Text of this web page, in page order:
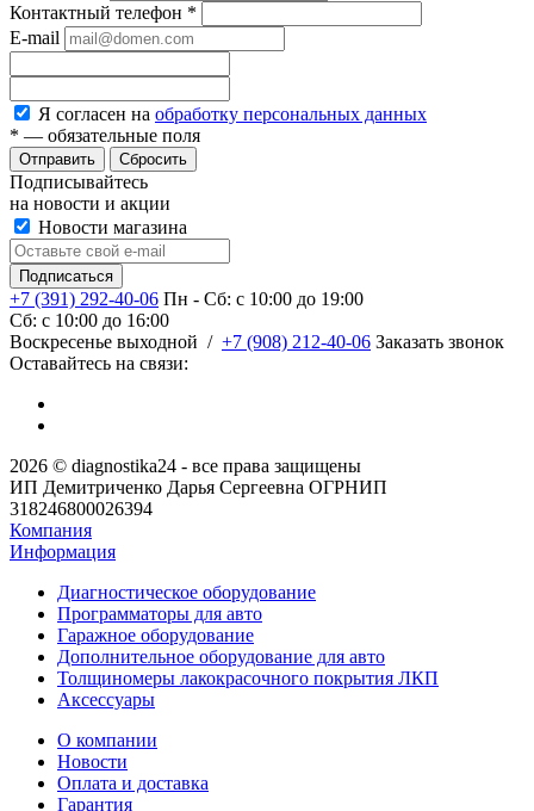
Контактный телефон *
E-mail
Я согласен на обработку персональных данных
* — обязательные поля
Сбросить
Подписывайтесь
на новости и акции
Новости магазина
+7 (391) 292-40-06 Пн - Сб: c 10:00 до 19:00
Сб: c 10:00 до 16:00
​Воскресенье выходной / +7 (908) 212-40-06 Заказать звонок
Оставайтесь на связи:
2026 © diagnostika24 - все права защищены
ИП Демитриченко Дарья Сергеевна ОГРНИП
318246800026394
Компания
Информация
Диагностическое оборудование
Программаторы для авто
Гаражное оборудование
Дополнительное оборудование для авто
Толщиномеры лакокрасочного покрытия ЛКП
Аксессуары
О компании
Новости
Оплата и доставка
Гарантия